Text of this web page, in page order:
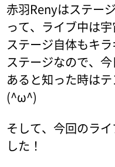
赤羽Renyはステー
って、ライブ中は
ステージ自体もキ
ステージなので、
あると知った時は
(^ω^)
そして、今回のラ
した！